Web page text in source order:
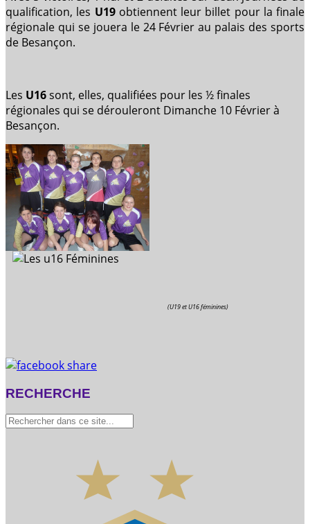
qualification, les U19obtiennent leur billet pour la finale
régionale qui se jouera le 24 Février au palais des sports
de Besançon.
Les U16sont, elles, qualifiées pour les ½ finales
régionales qui se dérouleront Dimanche 10 Février à
Besançon.
(U19 et U16 féminines)
RECHERCHE